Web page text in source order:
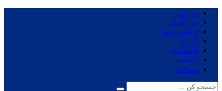
ورزش
بین الملل
ارتباط با ما
انرژی
اقتصادی
جامعه
مقالات